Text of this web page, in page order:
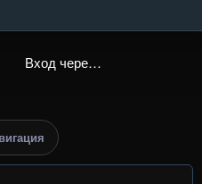
Вход через Steam